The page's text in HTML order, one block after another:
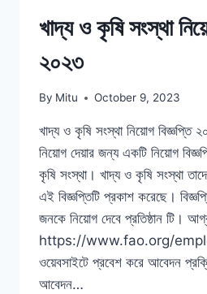
খাদ্য ও কৃষি সংস্থা
২০২৩
By Mitu October 9, 2023
খাদ্য ও কৃষি সংস্থা নিয়োগ বিজ্ঞপ্তি
নিয়োগ দেয়ার জন্য একটি নিয়োগ
কৃষি সংস্থা। খাদ্য ও কৃষি সংস্থা
এই বিজ্ঞপ্তিটি প্রকাশ করেছে।
জনকে নিয়োগ দেবে প্রতিষ্ঠান টি।
https://www.fao.org/
ওয়েবসাইটে প্রবেশ করে আবেদন
আবেদন…